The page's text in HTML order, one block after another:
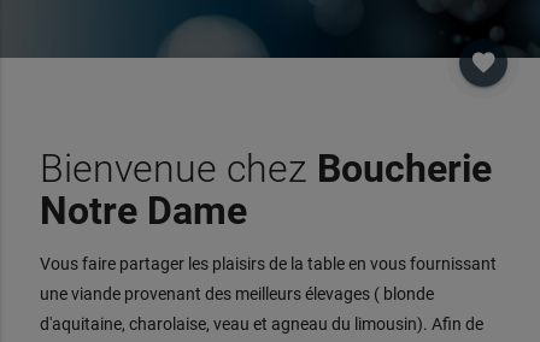
favorite
Bienvenue chez Boucherie
Notre Dame
Vous faire partager les plaisirs de la table en vous fournissant
une viande provenant des meilleurs élevages ( blonde
d'aquitaine, charolaise, veau et agneau du limousin). Afin de